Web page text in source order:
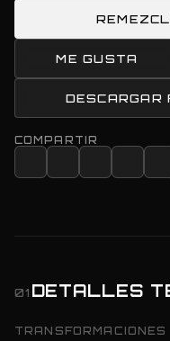
ME GUSTA
DESCARGAR
COMPARTIR
01 DETALLES
TRANSFORMACIONES